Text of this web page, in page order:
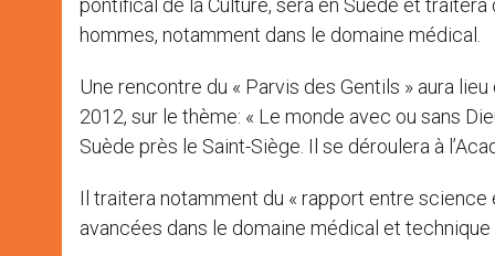
pontifical de la Culture, sera en Suède et
hommes, notamment dans le domaine médical.
Une rencontre du « Parvis des Gentils » aura
2012, sur le thème: « Le monde avec ou sans
Suède près le Saint-Siège. Il se déroulera à
Il traitera notamment du « rapport entre science
avancées dans le domaine médical et technique